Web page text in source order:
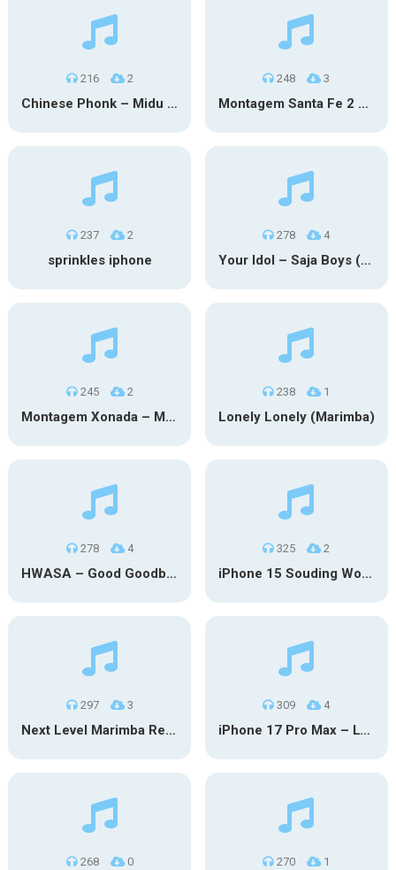
216 2
Chinese Phonk – Midu Echoing (Marimba)
248 3
Montagem Santa Fe 2 – Phonk (iPhone)
237 2
sprinkles iphone
278 4
Your Idol – Saja Boys (KPop Demon Hunters iPhone)
245 2
Montagem Xonada – MXZI (iPhone)
238 1
Lonely Lonely (Marimba)
278 4
HWASA – Good Goodbye (iPhone)
325 2
iPhone 15 Souding Wood
297 3
Next Level Marimba Remix
309 4
iPhone 17 Pro Max – Lyubimka
268 0 270 1